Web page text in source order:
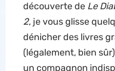
découverte de Le
2, je vous glisse
dénicher des livres
(légalement, bien
un compagnon